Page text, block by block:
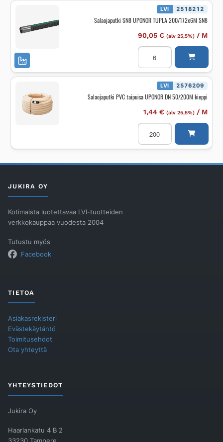
LVI 2518212
Salaojaputki SN8 UPONOR TUPLA 200/172x6M SN8
90,05 € (alv 25,5%)/ M
Salaojaputki
UPONOR
TUPLA
200/172x6M
määrä
LVI 2576209
Salaojaputki PVC taipuisa UPONOR DN 50/200M kieppi
1,44 € (alv 25,5%)/ M
Salaojaputki
PVC
taipuisa
UPONOR
kieppi
JUKIRA OY
Kotimaista luotettavaa LVI-tuotteiden
verkkokauppaa vuodesta 2004
Tutustu myös
Facebook
TIETOA
Asiakasrekisteri
Evästekäytäntö
Toimitusehdot
Ota yhteyttä
YHTEYSTIEDOT
Jukira Oy
Haarlankatu 4 B 2